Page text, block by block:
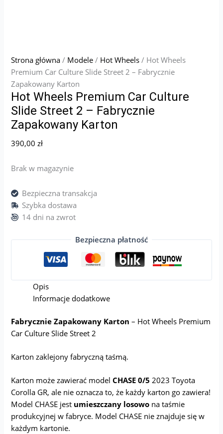
Strona główna / Modele / Hot Wheels / Hot Wheels
Premium Car Culture Slide Street 2 – Fabrycznie
Zapakowany Karton
Hot Wheels Premium Car Culture
Slide Street 2 – Fabrycznie
Zapakowany Karton
390,00zł
Brak w magazynie
Bezpieczna transakcja
Szybka dostawa
14 dni na zwrot
Bezpieczna płatność
Opis
Informacje dodatkowe
Fabrycznie Zapakowany Karton – Hot Wheels Premium
Car Culture Slide Street 2
Karton zaklejony fabryczną taśmą.
Karton może zawierać modelCHASE 0/5 2023 Toyota
Corolla GR, ale nie oznacza to, że każdy karton go zawiera!
Model CHASE jest umieszczany losowo na taśmie
produkcyjnej w fabryce. Model CHASE nie znajduje się w
każdym kartonie.